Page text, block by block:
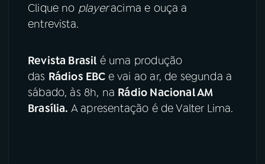
Clique no playeracima e ouça a
entrevista.
Revista Brasil é uma produção
das Rádios EBC e vai ao ar, de segunda a
sábado, às 8h, na Rádio Nacional AM
Brasília. A apresentação é de Valter Lima.